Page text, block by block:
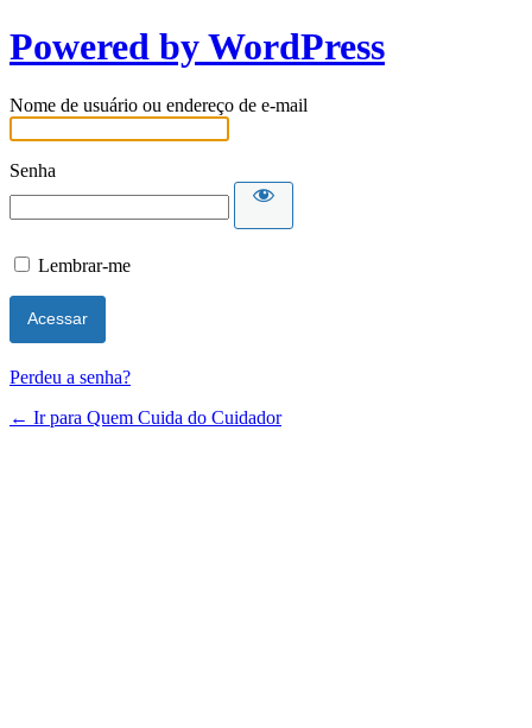
Powered by WordPress
Nome de usuário ou endereço de e-mail
Senha
Lembrar-me
Perdeu a senha?
← Ir para Quem Cuida do Cuidador